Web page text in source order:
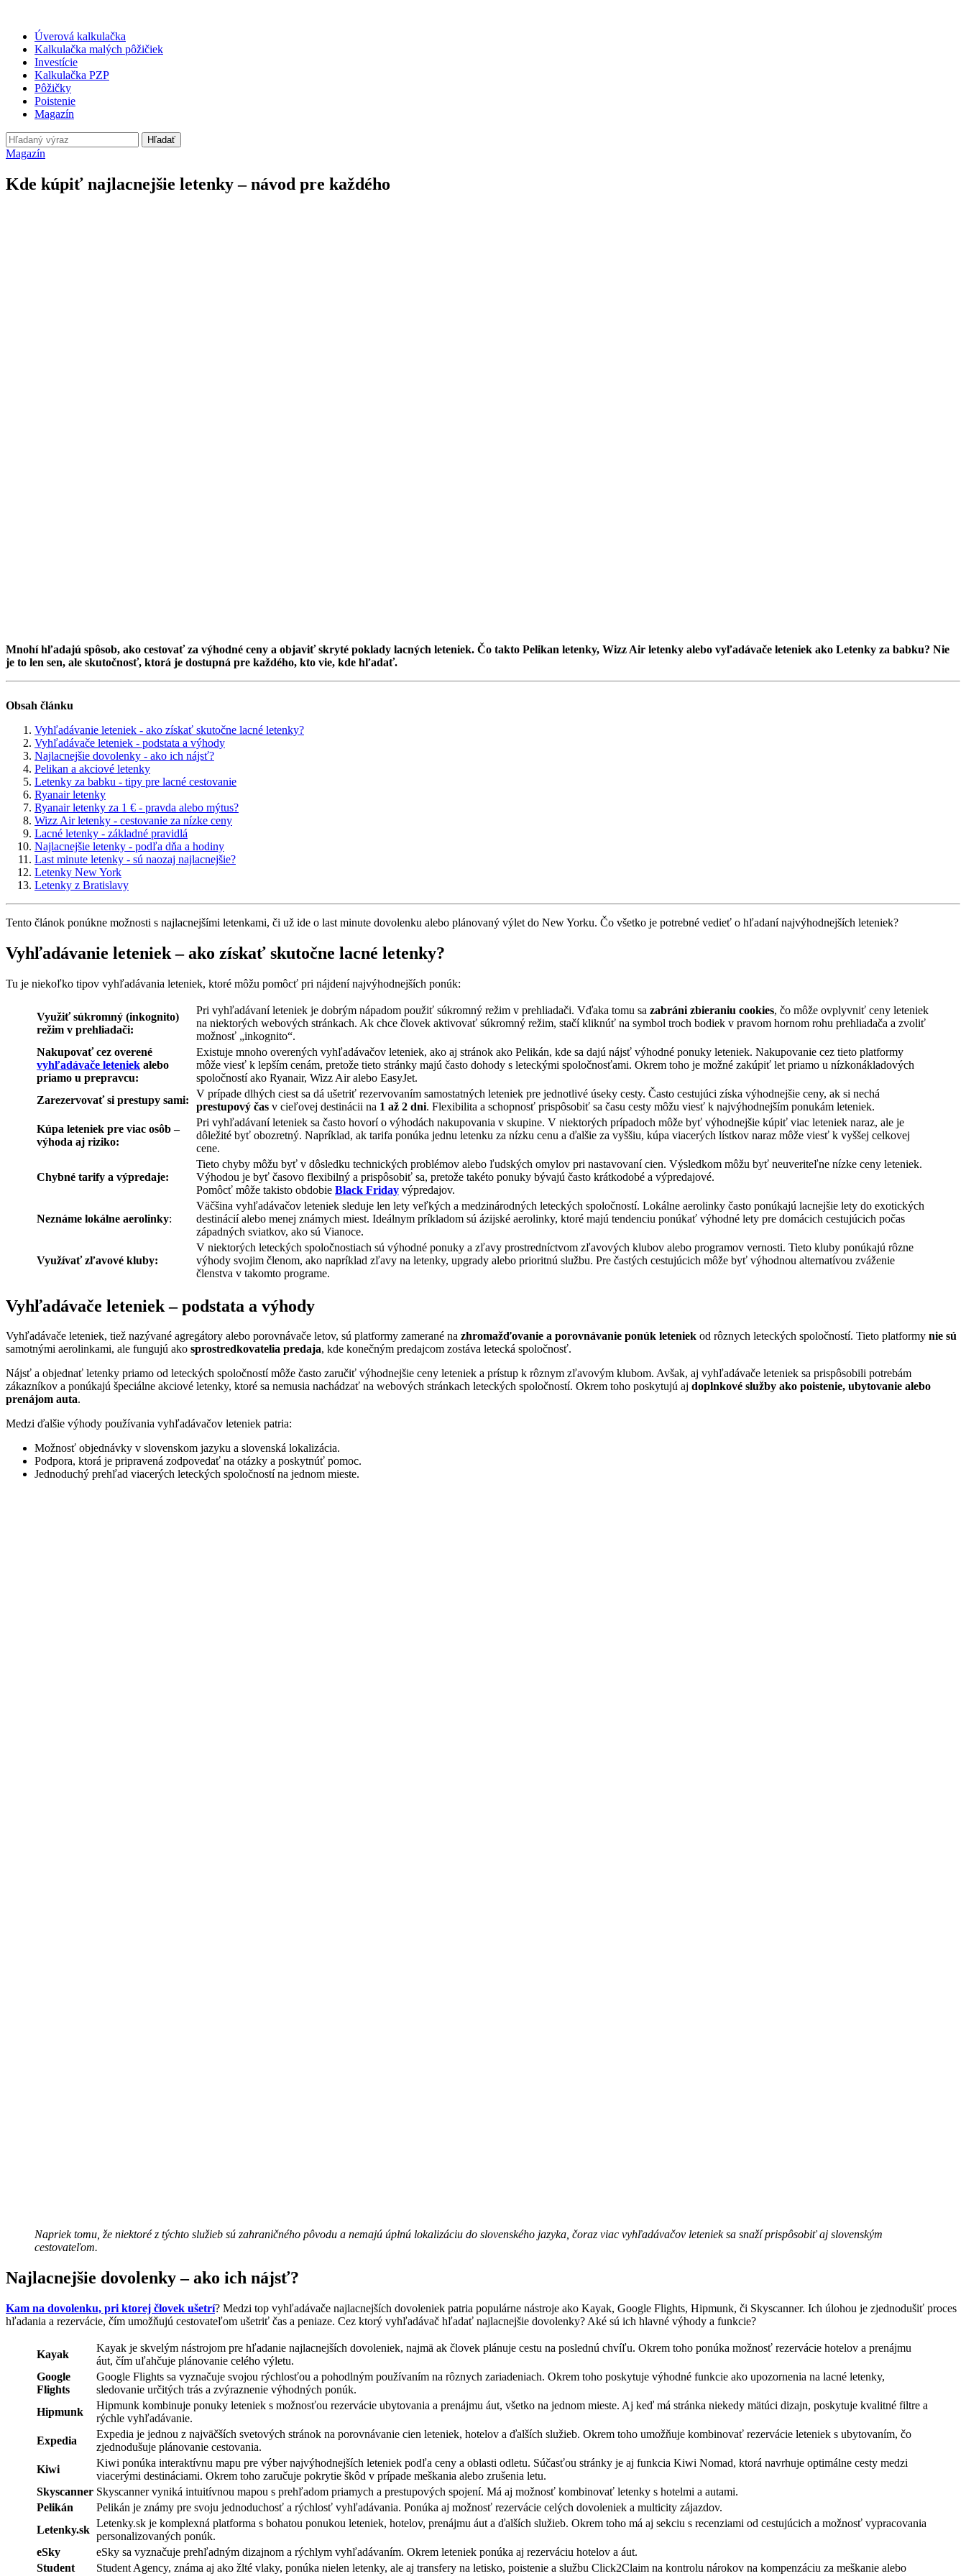
Úverová kalkulačka
Kalkulačka malých pôžičiek
Investície
Kalkulačka PZP
Pôžičky
Poistenie
Magazín
Hľadať
Magazín
Kde kúpiť najlacnejšie letenky – návod pre každého
Mnohí hľadajú spôsob, ako cestovať za výhodné ceny a objaviť skryté poklady lacných leteniek. Čo takto Pelikan letenky, Wizz Air letenky alebo vyľadávače leteniek ako Letenky za babku? Nie
je to len sen, ale skutočnosť, ktorá je dostupná pre každého, kto vie, kde hľadať.
Obsah článku
Vyhľadávanie leteniek - ako získať skutočne lacné letenky?
Vyhľadávače leteniek - podstata a výhody
Najlacnejšie dovolenky - ako ich nájsť?
Pelikan a akciové letenky
Letenky za babku - tipy pre lacné cestovanie
Ryanair letenky
Ryanair letenky za 1 € - pravda alebo mýtus?
Wizz Air letenky - cestovanie za nízke ceny
Lacné letenky - základné pravidlá
Najlacnejšie letenky - podľa dňa a hodiny
Last minute letenky - sú naozaj najlacnejšie?
Letenky New York
Letenky z Bratislavy
Tento článok ponúkne možnosti s najlacnejšími letenkami, či už ide o last minute dovolenku alebo plánovaný výlet do New Yorku. Čo všetko je potrebné vedieť o hľadaní najvýhodnejších leteniek?
Vyhľadávanie leteniek – ako získať skutočne lacné letenky?
Tu je niekoľko tipov vyhľadávania leteniek, ktoré môžu pomôcť pri nájdení najvýhodnejších ponúk:
Využiť súkromný (inkognito)
režim v prehliadači:
Pri vyhľadávaní leteniek je dobrým nápadom použiť súkromný režim v prehliadači. Vďaka tomu sa zabráni zbieraniu cookies, čo môže ovplyvniť ceny leteniek
na niektorých webových stránkach. Ak chce človek aktivovať súkromný režim, stačí kliknúť na symbol troch bodiek v pravom hornom rohu prehliadača a zvoliť
možnosť „inkognito“.
Nakupovať cez overené
vyhľadávače leteniek alebo
priamo u prepravcu:
Existuje mnoho overených vyhľadávačov leteniek, ako aj stránok ako Pelikán, kde sa dajú nájsť výhodné ponuky leteniek. Nakupovanie cez tieto platformy
môže viesť k lepším cenám, pretože tieto stránky majú často dohody s leteckými spoločnosťami. Okrem toho je možné zakúpiť let priamo u nízkonákladových
spoločností ako Ryanair, Wizz Air alebo EasyJet.
Zarezervovať si prestupy sami:
V prípade dlhých ciest sa dá ušetriť rezervovaním samostatných leteniek pre jednotlivé úseky cesty. Často cestujúci získa výhodnejšie ceny, ak si nechá
prestupový čas v cieľovej destinácii na 1 až 2 dni. Flexibilita a schopnosť prispôsobiť sa času cesty môžu viesť k najvýhodnejším ponukám leteniek.
Kúpa leteniek pre viac osôb –
výhoda aj riziko:
Pri vyhľadávaní leteniek sa často hovorí o výhodách nakupovania v skupine. V niektorých prípadoch môže byť výhodnejšie kúpiť viac leteniek naraz, ale je
dôležité byť obozretný. Napríklad, ak tarifa ponúka jednu letenku za nízku cenu a ďalšie za vyššiu, kúpa viacerých lístkov naraz môže viesť k vyššej celkovej
cene.
Chybné tarify a výpredaje:
Tieto chyby môžu byť v dôsledku technických problémov alebo ľudských omylov pri nastavovaní cien. Výsledkom môžu byť neuveriteľne nízke ceny leteniek.
Výhodou je byť časovo flexibilný a prispôsobiť sa, pretože takéto ponuky bývajú často krátkodobé a výpredajové.
Pomôcť môže takisto obdobie Black Friday výpredajov.
Neznáme lokálne aerolinky:
Väčšina vyhľadávačov leteniek sleduje len lety veľkých a medzinárodných leteckých spoločností. Lokálne aerolinky často ponúkajú lacnejšie lety do exotických
destinácií alebo menej známych miest. Ideálnym príkladom sú ázijské aerolinky, ktoré majú tendenciu ponúkať výhodné lety pre domácich cestujúcich počas
západných sviatkov, ako sú Vianoce.
Využívať zľavové kluby:
V niektorých leteckých spoločnostiach sú výhodné ponuky a zľavy prostredníctvom zľavových klubov alebo programov vernosti. Tieto kluby ponúkajú rôzne
výhody svojim členom, ako napríklad zľavy na letenky, upgrady alebo prioritnú službu. Pre častých cestujúcich môže byť výhodnou alternatívou zváženie
členstva v takomto programe.
Vyhľadávače leteniek – podstata a výhody
Vyhľadávače leteniek, tiež nazývané agregátory alebo porovnávače letov, sú platformy zamerané na zhromažďovanie a porovnávanie ponúk leteniek od rôznych leteckých spoločností. Tieto platformy nie sú
samotnými aerolinkami, ale fungujú ako sprostredkovatelia predaja, kde konečným predajcom zostáva letecká spoločnosť.
Nájsť a objednať letenky priamo od leteckých spoločností môže často zaručiť výhodnejšie ceny leteniek a prístup k rôznym zľavovým klubom. Avšak, aj vyhľadávače leteniek sa prispôsobili potrebám
zákazníkov a ponúkajú špeciálne akciové letenky, ktoré sa nemusia nachádzať na webových stránkach leteckých spoločností. Okrem toho poskytujú aj doplnkové služby ako poistenie, ubytovanie alebo
prenájom auta.
Medzi ďalšie výhody používania vyhľadávačov leteniek patria:
Možnosť objednávky v slovenskom jazyku a slovenská lokalizácia.
Podpora, ktorá je pripravená zodpovedať na otázky a poskytnúť pomoc.
Jednoduchý prehľad viacerých leteckých spoločností na jednom mieste.
Napriek tomu, že niektoré z týchto služieb sú zahraničného pôvodu a nemajú úplnú lokalizáciu do slovenského jazyka, čoraz viac vyhľadávačov leteniek sa snaží prispôsobiť aj slovenským
cestovateľom.
Najlacnejšie dovolenky – ako ich nájsť?
Kam na dovolenku, pri ktorej človek ušetrí? Medzi top vyhľadávače najlacnejších dovoleniek patria populárne nástroje ako Kayak, Google Flights, Hipmunk, či Skyscanner. Ich úlohou je zjednodušiť proces
hľadania a rezervácie, čím umožňujú cestovateľom ušetriť čas a peniaze. Cez ktorý vyhľadávač hľadať najlacnejšie dovolenky? Aké sú ich hlavné výhody a funkcie?
Kayak
Kayak je skvelým nástrojom pre hľadanie najlacnejších dovoleniek, najmä ak človek plánuje cestu na poslednú chvíľu. Okrem toho ponúka možnosť rezervácie hotelov a prenájmu
áut, čím uľahčuje plánovanie celého výletu.
Google
Flights
Google Flights sa vyznačuje svojou rýchlosťou a pohodlným používaním na rôznych zariadeniach. Okrem toho poskytuje výhodné funkcie ako upozornenia na lacné letenky,
sledovanie určitých trás a zvýraznenie výhodných ponúk.
Hipmunk
Hipmunk kombinuje ponuky leteniek s možnosťou rezervácie ubytovania a prenájmu áut, všetko na jednom mieste. Aj keď má stránka niekedy mätúci dizajn, poskytuje kvalitné filtre a
rýchle vyhľadávanie.
Expedia
Expedia je jednou z najväčších svetových stránok na porovnávanie cien leteniek, hotelov a ďalších služieb. Okrem toho umožňuje kombinovať rezervácie leteniek s ubytovaním, čo
zjednodušuje plánovanie cestovania.
Kiwi
Kiwi ponúka interaktívnu mapu pre výber najvýhodnejších leteniek podľa ceny a oblasti odletu. Súčasťou stránky je aj funkcia Kiwi Nomad, ktorá navrhuje optimálne cesty medzi
viacerými destináciami. Okrem toho zaručuje pokrytie škôd v prípade meškania alebo zrušenia letu.
Skyscanner Skyscanner vyniká intuitívnou mapou s prehľadom priamych a prestupových spojení. Má aj možnosť kombinovať letenky s hotelmi a autami.
Pelikán
Pelikán je známy pre svoju jednoduchosť a rýchlosť vyhľadávania. Ponúka aj možnosť rezervácie celých dovoleniek a multicity zájazdov.
Letenky.sk
Letenky.sk je komplexná platforma s bohatou ponukou leteniek, hotelov, prenájmu áut a ďalších služieb. Okrem toho má aj sekciu s recenziami od cestujúcich a možnosť vypracovania
personalizovaných ponúk.
eSky
eSky sa vyznačuje prehľadným dizajnom a rýchlym vyhľadávaním. Okrem leteniek ponúka aj rezerváciu hotelov a áut.
Student
Student Agency, známa aj ako žlté vlaky, ponúka nielen letenky, ale aj transfery na letisko, poistenie a službu Click2Claim na kontrolu nárokov na kompenzáciu za meškanie alebo